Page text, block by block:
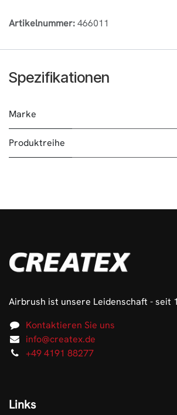
Artikelnummer:466011
Spezifikationen
Marke
Produktreihe
Airbrush ist unsere Leidenschaft - seit
Kontaktieren Sie uns
info@createx.de
+49 4191 88277
Links